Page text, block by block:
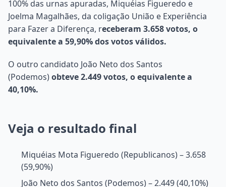
100% das urnas apuradas, Miquéias Figueredo e
Joelma Magalhães, da coligação União e Experiência
para Fazer a Diferença, receberam 3.658 votos, o
equivalente a 59,90% dos votos válidos.
O outro candidato João Neto dos Santos
(Podemos)obteve 2.449 votos, o equivalente a
40,10%.
Veja o resultado final
Miquéias Mota Figueredo (Republicanos) – 3.658
(59,90%)
João Neto dos Santos (Podemos) – 2.449 (40,10%)